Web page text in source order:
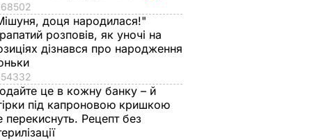
68502
доця народилася!"
розповів, як уночі на
дізнався про народження
54332
це в кожну банку – й
під капроновою кришкою
перекиснуть. Рецепт без